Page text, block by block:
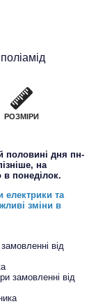
РОЗМІРИ
половині дня пн-
на
понеділок.
електрики та
зміни в
від
замовленні від